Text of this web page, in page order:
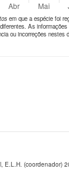
em que a espécie foi
As
ou incorreções nestes
E.L.H. (coordenador)